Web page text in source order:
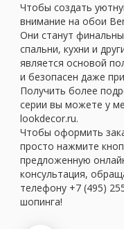
Чтобы создать
внимание на обои
Они станут
спальни, кухни и
является основой
и безопасен даже
Получить более
серии вы можете у
lookdecor.ru.
Чтобы оформить
просто нажмите
предложенную
консультация,
телефону +7 (495)
шопинга!